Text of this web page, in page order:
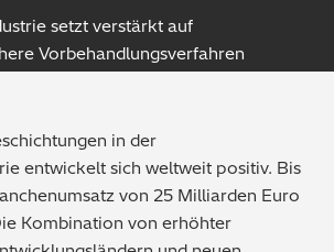
/ Gießereien
(PMI)
setzt verstärkt auf
Vorbehandlungsverfahren
in der
entwickelt sich weltweit positiv. Bis
von 25 Milliarden Euro
Kombination von erhöhter